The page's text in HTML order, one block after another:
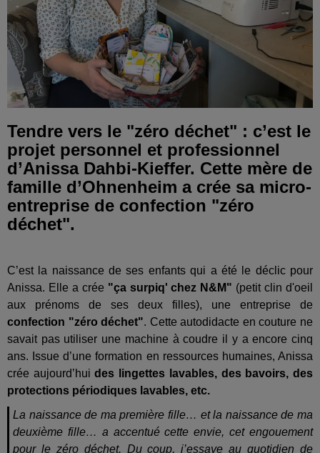
Tendre vers le "zéro déchet" : c’est le
projet personnel et professionnel
d’Anissa Dahbi-Kieffer. Cette mère de
famille d’Ohnenheim a crée sa micro-
entreprise de confection "zéro
déchet".
C’est la naissance de ses enfants qui a été le déclic pour
Anissa. Elle a crée "ça surpiq' chez N&M" (petit clin d'oeil
aux prénoms de ses deux filles), une entreprise de
confection "zéro déchet". Cette autodidacte en couture ne
savait pas utiliser une machine à coudre il y a encore cinq
ans. Issue d’une formation en ressources humaines, Anissa
crée aujourd’huides lingettes lavables, des bavoirs, des
protections périodiques lavables, etc.
La naissance de ma première fille… et la naissance de ma
deuxième fille… a accentué cette envie, cet engouement
pour le zéro déchet. Du coup, j’essaye au quotidien de